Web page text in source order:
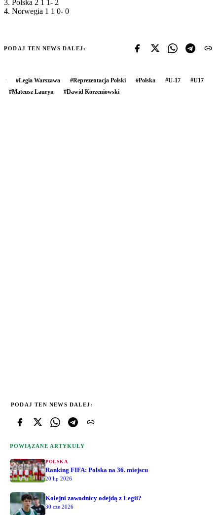
3. Polska 2 1 1- 2
4. Norwegia 1 1 0- 0
PODAJ TEN NEWS DALEJ:
#Legia Warszawa #Reprezentacja Polski #Polska #U-17 #U17
#Mateusz Lauryn #Dawid Korzeniowski
PODAJ TEN NEWS DALEJ:
POWIĄZANE ARTYKUŁY
POLSKA
Ranking FIFA: Polska na 36. miejscu
20 lip 2026
Kolejni zawodnicy odejdą z Legii?
30 cze 2026